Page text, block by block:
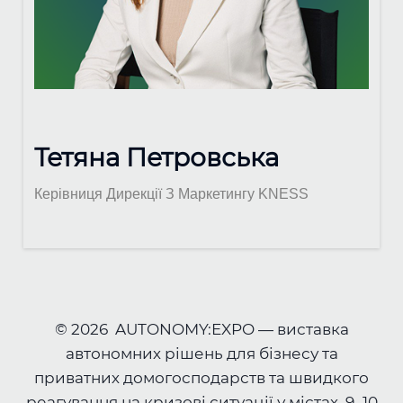
Тетяна Петровська
Керівниця Дирекції З Маркетингу KNESS
© 2026 AUTONOMY:EXPO — виставка
автономних рішень для бізнесу та
приватних домогосподарств та швидкого